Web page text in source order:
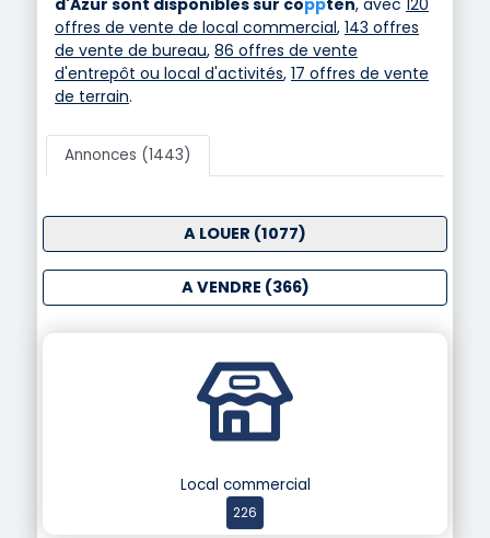
d'Azur sont disponibles sur coppten, avec 120
offres de vente de local commercial, 143 offres
de vente de bureau, 86 offres de vente
d'entrepôt ou local d'activités, 17 offres de vente
de terrain.
Annonces (1443)
A LOUER (1077)
A VENDRE (366)
Local commercial
226